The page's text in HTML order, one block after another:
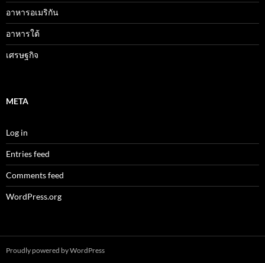
อาหารอเมริกัน
อาหารใต้
เศรษฐกิจ
META
Log in
Entries feed
Comments feed
WordPress.org
Proudly powered by WordPress